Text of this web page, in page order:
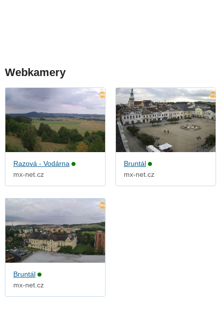
Webkamery
Razová - Vodárna
mx-net.cz
Bruntál
mx-net.cz
Bruntál
mx-net.cz